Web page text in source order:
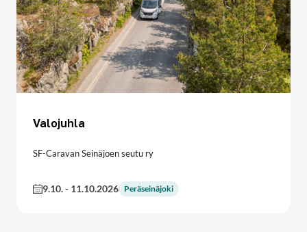
Valojuhla
SF-Caravan Seinäjoen seutu ry
9.10.- 11.10.2026 Peräseinäjoki